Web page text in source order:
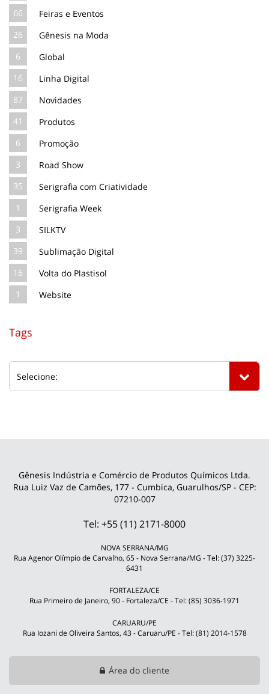
66
Feiras e Eventos
26
Gênesis na Moda
6
Global
16
Linha Digital
87
Novidades
41
Produtos
6
Promoção
3
Road Show
35
Serigrafia com Criatividade
1
Serigrafia Week
3
SILKTV
39
Sublimação Digital
16
Volta do Plastisol
1
Website
Tags
Gênesis Indústria e Comércio de Produtos Químicos Ltda.
Rua Luiz Vaz de Camões, 177 - Cumbica, Guarulhos/SP - CEP:
07210-007
Tel: +55 (11) 2171-8000
NOVA SERRANA/MG
Rua Agenor Olímpio de Carvalho, 65 - Nova Serrana/MG - Tel: (37) 3225-
6431
FORTALEZA/CE
Rua Primeiro de Janeiro, 90 - Fortaleza/CE - Tel: (85) 3036-1971
CARUARU/PE
Rua Iozani de Oliveira Santos, 43 - Caruaru/PE - Tel: (81) 2014-1578
Área do cliente